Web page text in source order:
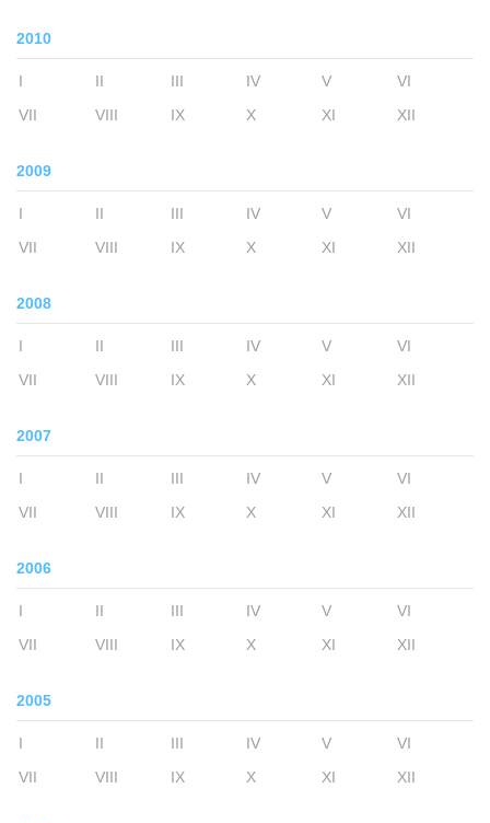
2010
I II III IV V
VI
VII
VIII IX X XI XII
2009
I II III IV V
VI
VII
VIII IX X XI XII
2008
I II III IV V
VI
VII
VIII IX X XI XII
2007
I II III IV V
VI
VII
VIII IX X XI XII
2006
I II III IV V
VI
VII
VIII IX X XI XII
2005
I II III IV V
VI
VII
VIII IX X XI XII